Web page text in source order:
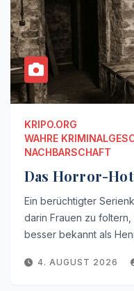
KRIPO.ORG
WAHRE
NACHBARSCHAFT
Das Horror-
Ein berüchtigter
darin Frauen zu
besser bekannt als
4. AUGUST 2026